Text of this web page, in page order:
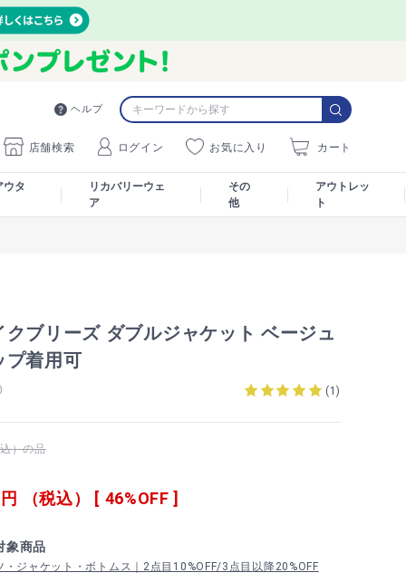
ヘルプ
店舗検索 ログイン お気に入り カート
ウタ
リカバリーウェ
ア
その
他
アウトレッ
ト
クブリーズ ダブルジャケット ベージュ
プ着用可
(1)
）の品
円 （税込） [ 46%OFF ]
象商品
・ジャケット・ボトムス｜2点目10%OFF/3点目以降20%OFF